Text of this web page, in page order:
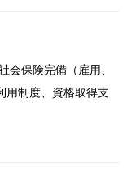
会保険完備（雇用、
用制度、資格取得支